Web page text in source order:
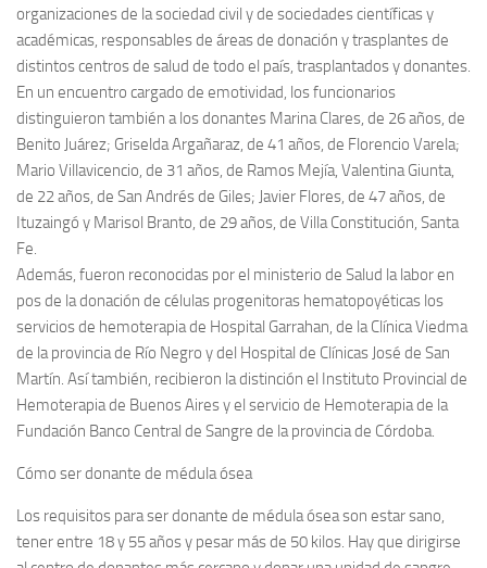
organizaciones de la sociedad civil y de sociedades científicas y
académicas, responsables de áreas de donación y trasplantes de
distintos centros de salud de todo el país, trasplantados y donantes.
En un encuentro cargado de emotividad, los funcionarios
distinguieron también a los donantes Marina Clares, de 26 años, de
Benito Juárez; Griselda Argañaraz, de 41 años, de Florencio Varela;
Mario Villavicencio, de 31 años, de Ramos Mejía, Valentina Giunta,
de 22 años, de San Andrés de Giles; Javier Flores, de 47 años, de
Ituzaingó y Marisol Branto, de 29 años, de Villa Constitución, Santa
Fe.
Además, fueron reconocidas por el ministerio de Salud la labor en
pos de la donación de células progenitoras hematopoyéticas los
servicios de hemoterapia de Hospital Garrahan, de la Clínica Viedma
de la provincia de Río Negro y del Hospital de Clínicas José de San
Martín. Así también, recibieron la distinción el Instituto Provincial de
Hemoterapia de Buenos Aires y el servicio de Hemoterapia de la
Fundación Banco Central de Sangre de la provincia de Córdoba.
Cómo ser donante de médula ósea
Los requisitos para ser donante de médula ósea son estar sano,
tener entre 18 y 55 años y pesar más de 50 kilos. Hay que dirigirse